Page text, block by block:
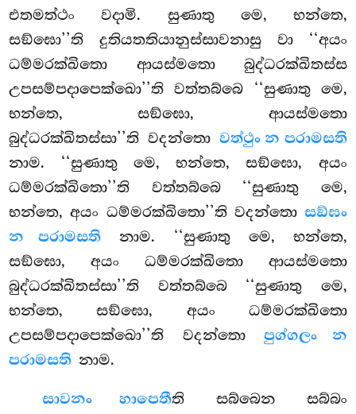
එතමත්ථං වදාමි. සුණාතු මෙ, භන්තෙ,
සඞ්ඝො’’ති දුතියතතියානුස්සාවනාසු වා ‘‘අයං
ධම්මරක්ඛිතො ආයස්මතො බුද්ධරක්ඛිතස්ස
උපසම්පදාපෙක්ඛො’’ති වත්තබ්බෙ ‘‘සුණාතු මෙ,
භන්තෙ, සඞ්ඝො, ආයස්මතො
බුද්ධරක්ඛිතස්සා’’ති වදන්තො වත්ථුං න පරාමසති
නාම. ‘‘සුණාතු මෙ, භන්තෙ, සඞ්ඝො, අයං
ධම්මරක්ඛිතො’’ති වත්තබ්බෙ ‘‘සුණාතු මෙ,
භන්තෙ, අයං ධම්මරක්ඛිතො’’ති වදන්තො සඞ්ඝං
න පරාමසති නාම. ‘‘සුණාතු මෙ, භන්තෙ,
සඞ්ඝො, අයං ධම්මරක්ඛිතො ආයස්මතො
බුද්ධරක්ඛිතස්සා’’ති වත්තබ්බෙ ‘‘සුණාතු මෙ,
භන්තෙ, සඞ්ඝො, අයං ධම්මරක්ඛිතො
උපසම්පදාපෙක්ඛො’’ති වදන්තොපුග්ගලං න
පරාමසති නාම.
සාවනං හාපෙතීති සබ්බෙන සබ්බං